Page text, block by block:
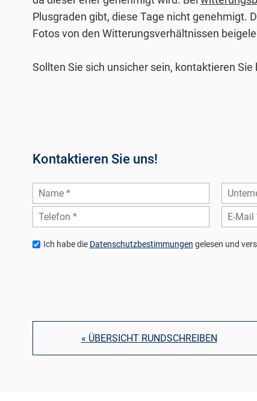
Plusgraden gibt, diese Tage nicht genehmigt.
Fotos von den Witterungsverhältnissen
Sollten Sie sich unsicher sein, kontaktieren
Kontaktieren Sie uns!
Ich habe die Datenschutzbestimmungen gelesen und
« ÜBERSICHT RUNDSCHREIBEN